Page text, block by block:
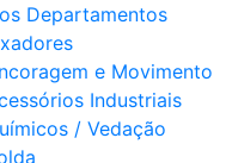
Departamentos
e Movimento
Industriais
/ Vedação